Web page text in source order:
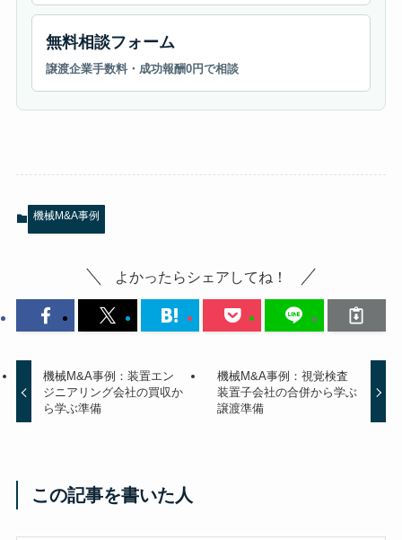
無料相談フォーム
譲渡企業手数料・成功報酬0円で相談
機械M&A事例
よかったらシェアしてね！
機械M&A事例：装置エン
ジニアリング会社の買収か
ら学ぶ準備
機械M&A事例：視覚検査
装置子会社の合併から学ぶ
譲渡準備
この記事を書いた人